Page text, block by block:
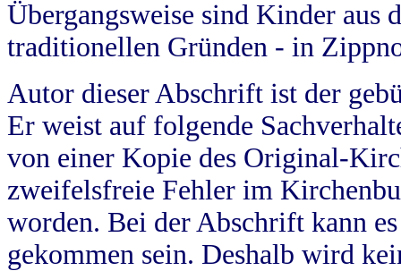
Übergangsweise sind Kinder aus
traditionellen Gründen - in
Autor dieser Abschrift ist der
Er weist auf folgende
von einer Kopie des Original-
zweifelsfreie Fehler im
worden. Bei der Abschrift kann
gekommen sein. Deshalb wird